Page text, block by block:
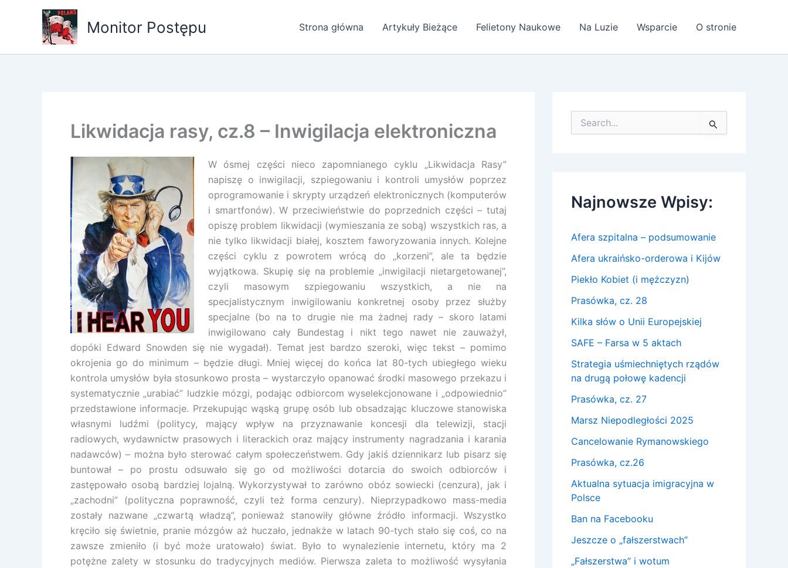
Monitor Postępu Strona główna Artykuły Bieżące Felietony Naukowe Na Luzie Wsparcie O stronie
Likwidacja rasy, cz.8 – Inwigilacja elektroniczna
W ósmej części nieco zapomnianego cyklu „Likwidacja Rasy”
napiszę o inwigilacji, szpiegowaniu i kontroli umysłów poprzez
oprogramowanie i skrypty urządzeń elektronicznych (komputerów
i smartfonów). W przeciwieństwie do poprzednich części – tutaj
opiszę problem likwidacji (wymieszania ze sobą) wszystkich ras, a
nie tylko likwidacji białej, kosztem faworyzowania innych. Kolejne
części cyklu z powrotem wrócą do „korzeni”, ale ta będzie
wyjątkowa. Skupię się na problemie „inwigilacji nietargetowanej”,
czyli masowym szpiegowaniu wszystkich, a nie na
specjalistycznym inwigilowaniu konkretnej osoby przez służby
specjalne (bo na to drugie nie ma żadnej rady – skoro latami
inwigilowano cały Bundestag i nikt tego nawet nie zauważył,
dopóki Edward Snowden się nie wygadał). Temat jest bardzo szeroki, więc tekst – pomimo
okrojenia go do minimum – będzie długi. Mniej więcej do końca lat 80-tych ubiegłego wieku
kontrola umysłów była stosunkowo prosta – wystarczyło opanować środki masowego przekazu i
systematycznie „urabiać” ludzkie mózgi, podając odbiorcom wyselekcjonowane i „odpowiednio”
przedstawione informacje. Przekupując wąską grupę osób lub obsadzając kluczowe stanowiska
własnymi ludźmi (politycy, mający wpływ na przyznawanie koncesji dla telewizji, stacji
radiowych, wydawnictw prasowych i literackich oraz mający instrumenty nagradzania i karania
nadawców) – można było sterować całym społeczeństwem. Gdy jakiś dziennikarz lub pisarz się
buntował – po prostu odsuwało się go od możliwości dotarcia do swoich odbiorców i
zastępowało osobą bardziej lojalną. Wykorzystywał to zarówno obóz sowiecki (cenzura), jak i
„zachodni” (polityczna poprawność, czyli też forma cenzury). Nieprzypadkowo mass-media
zostały nazwane „czwartą władzą”, ponieważ stanowiły główne źródło informacji. Wszystko
kręciło się świetnie, pranie mózgów aż huczało, jednakże w latach 90-tych stało się coś, co na
zawsze zmieniło (i być może uratowało) świat. Było to wynalezienie internetu, który ma 2
potężne zalety w stosunku do tradycyjnych mediów. Pierwsza zaleta to możliwość wysyłania
aNajnowsze Wpisy:
Afera szpitalna – podsumowanie
Afera ukraińsko-orderowa i Kijów
Piekło Kobiet (i mężczyzn)
Prasówka, cz. 28
Kilka słów o Unii Europejskiej
SAFE – Farsa w 5 aktach
Strategia uśmiechniętych rządów
na drugą połowę kadencji
Prasówka, cz. 27
Marsz Niepodległości 2025
Cancelowanie Rymanowskiego
Prasówka, cz.26
Aktualna sytuacja imigracyjna w
Polsce
Ban na Facebooku
Jeszcze o „fałszerstwach”
„Fałszerstwa” i wotum